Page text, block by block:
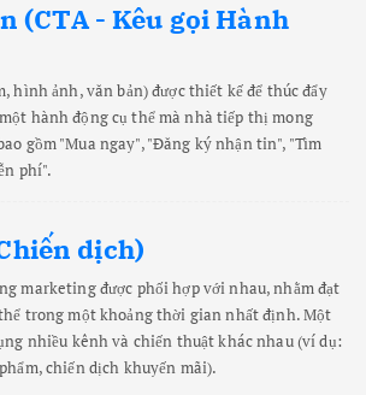
(CTA - Kêu gọi Hành
hình ảnh, văn bản) được thiết kế để thúc đẩy
hành động cụ thể mà nhà tiếp thị mong
gồm "Mua ngay", "Đăng ký nhận tin", "Tìm
phí".
dịch)
marketing được phối hợp với nhau, nhằm đạt
trong một khoảng thời gian nhất định. Một
nhiều kênh và chiến thuật khác nhau (ví dụ:
chiến dịch khuyến mãi).